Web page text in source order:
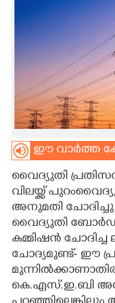
INFO+
ART
ASTRO
CARTOONS
LITERATURE
ZOOM
CONTACT US
ഈ വാർത്ത
വൈദ്യുതി
വിലയ്ക്ക്
അനുമതി
വൈദ്യുതി
കമ്മിഷൻ ചോദിച്ച
ചോദ്യമുണ്ട്- ഈ
കെ.എസ്.ഇ.ബി